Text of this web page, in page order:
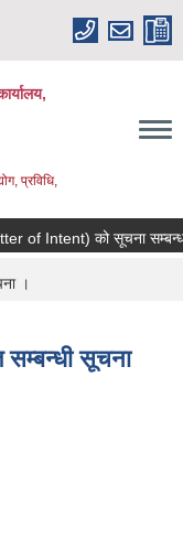
प्रविधि,
of Intent) को सूचना
।
सूचना